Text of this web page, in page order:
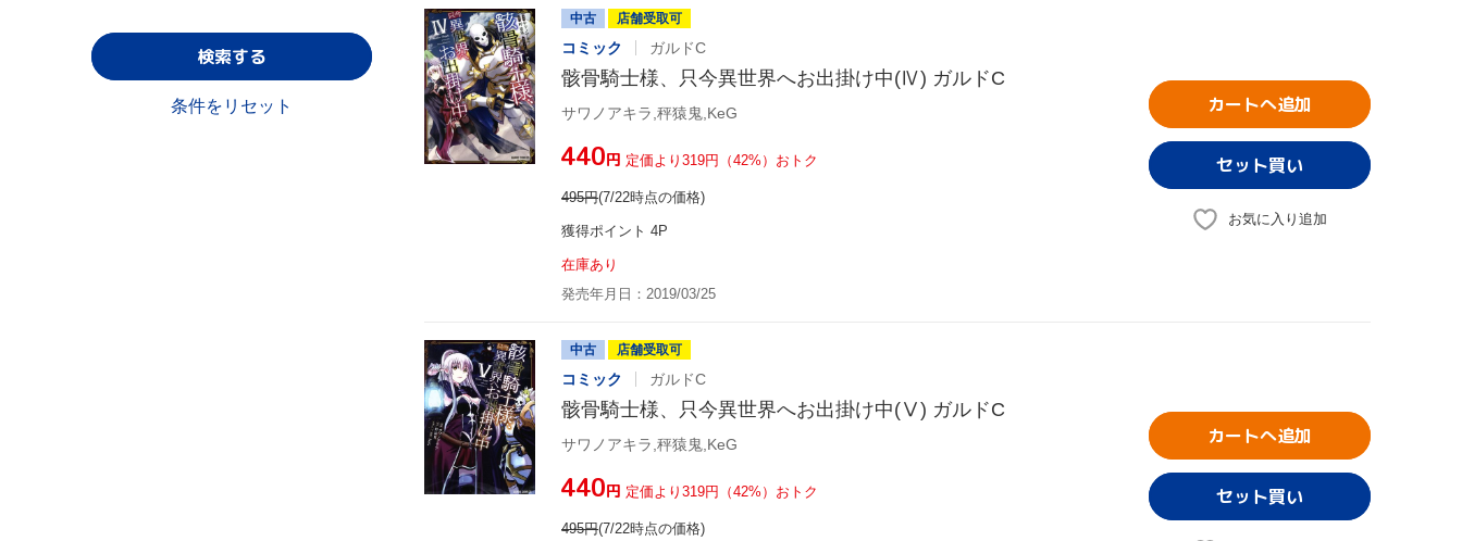
中古 店舗受取可
コミック ガルドC
骸骨騎士様、只今異世界へお出掛け中(Ⅳ) ガルドC
サワノアキラ,秤猿鬼,KeG
¥440円 定価より319円（42%）おトク
495円(7/22時点の価格)
獲得ポイント 4P
在庫あり
発売年月日：2019/03/25
カートへ追加
お気に入り追加
中古 店舗受取可
コミック ガルドC
骸骨騎士様、只今異世界へお出掛け中(Ⅴ) ガルドC
サワノアキラ,秤猿鬼,KeG
¥440円 定価より319円（42%）おトク
495円(7/22時点の価格)
カートへ追加
検索する
条件をリセット